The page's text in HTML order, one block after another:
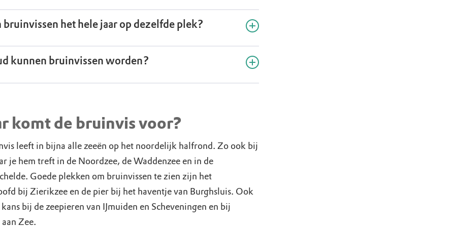
een jong, maar om het jaar.het hele jaar op dezelfde plek?
de ‘Nederlandse’ bruinvissen doen. Zo is er van onderzoek uit
bekend dat de bruinvissen die in het Kattegat en in Skagerrak zijn
kunnen bruinvissen worden?
verontreiniging en natuurlijke vijanden als haaien en grotere
komt de bruinvis voor?
leeft in bijna alle zeeën op het noordelijk halfrond. Zo ook bij
je hem treft in de Noordzee, de Waddenzee en in de
Goede plekken om bruinvissen te zien zijn het
bij Zierikzee en de pier bij het haventje van Burghsluis. Ook
bij de zeepieren van IJmuiden en Scheveningen en bij
Zee.